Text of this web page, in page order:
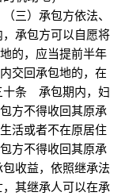
）承包方依法、
包方可以自愿将
的，应当提前半年
交回承包地的，在
条 承包期内，妇
方不得收回其原承
活或者不在原居住
方不得收回其原承
益，依照继承法
其继承人可以在承